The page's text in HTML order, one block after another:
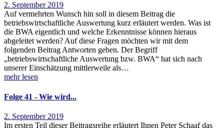
2. September 2019
Auf vermehrten Wunsch hin soll in diesem Beitrag die
betriebswirtschaftliche Auswertung kurz erläutert werden. Was ist
die BWA eigentlich und welche Erkenntnisse können hieraus
abgeleitet werden? Auf diese Fragen möchten wir mit dem
folgenden Beitrag Antworten geben. Der Begriff
„betriebswirtschaftliche Auswertung bzw. BWA“ hat sich nach
unserer Einschätzung mittlerweile als…
mehr lesen
Folge 41 - Wie wird...
2. September 2019
Im ersten Teil dieser Beitragsreihe erläutert Ihnen Peter Schaaf das